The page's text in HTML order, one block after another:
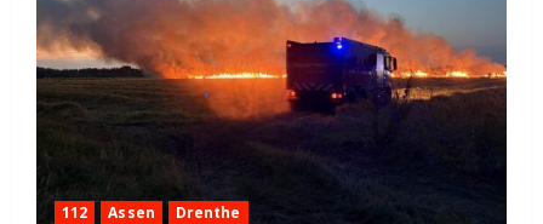
112 Assen Drenthe